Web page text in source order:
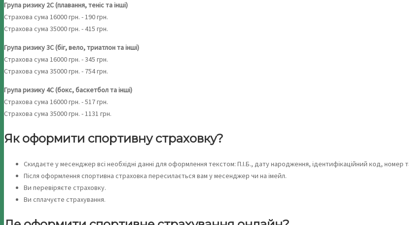
Група ризику 2С (плавання, теніс та інші)
Страхова сума 16000 грн. - 190 грн.
Страхова сума 35000 грн. - 415 грн.
Група ризику 3С (біг, вело, триатлон та інші)
Страхова сума 16000 грн. - 345 грн.
Страхова сума 35000 грн. - 754 грн.
Група ризику 4С (бокс, баскетбол та інші)
Страхова сума 16000 грн. - 517 грн.
Страхова сума 35000 грн. - 1131 грн.
Як оформити спортивну страховку?
Скидаєте у месенджер всі необхідні данні для оформлення текстом: П.І.Б., дату народження, ідентифікаційний код, номер
Після оформлення спортивна страховка пересилається вам у месенджер чи на імейл.
Ви перевіряєте страховку.
Ви сплачуєте страхування.